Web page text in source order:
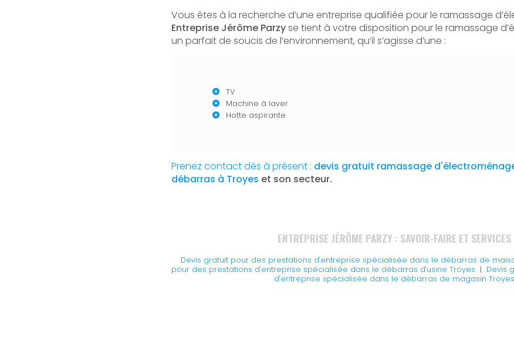
Vous êtes à la recherche d’une entreprise qualifiée pour le ramassage
Entreprise Jérôme Parzyse tient à votre disposition pour le ramassage
un parfait de soucis de l’environnement, qu’il s’agisse d’une :
TV
Machine à laver
Hotte aspirante
Prenez contact dès à présent : devis gratuit ramassage
débarras à Troyes et son secteur.
ENTREPRISE JÉRÔME PARZY : SAVOIR-FAIRE ET SERVICES
Devis gratuit pour des prestations d'entreprise spécialisée dans le débarras de
pour des prestations d'entreprise spécialisée dans le débarras d'usine Troyes | Devis
d'entreprise spécialisée dans le débarras de magasin Troyes